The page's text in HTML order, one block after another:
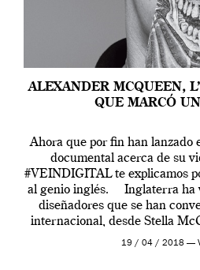
ALEXANDER MCQUEEN,
QUE MARCÓ
Ahora que por fin han lanzado
documental acerca de su
#VEINDIGITAL te explicamos
al genio inglés. Inglaterra ha
diseñadores que se han
internacional, desde Stella
Westwood
19 / 04 / 2018 —